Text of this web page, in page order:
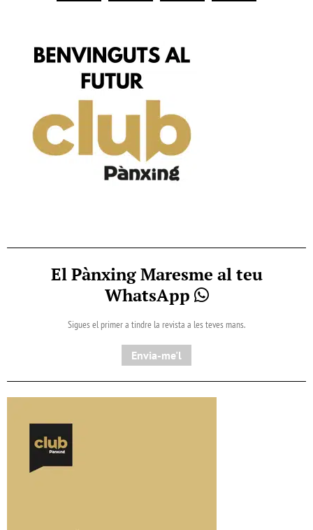
El Pànxing Maresme al teu
WhatsApp
Sigues el primer a tindre la revista a les teves mans.
Envia-me'l